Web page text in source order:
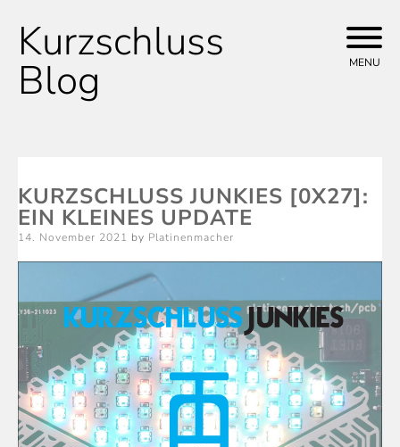
Skip
to
Kurzschluss
Blog MENU
KURZSCHLUSS JUNKIES [0X27]:
EIN KLEINES UPDATE
Posted
14. November 2021 by Platinenmacher